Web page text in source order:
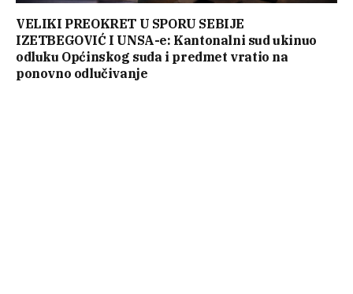
VELIKI PREOKRET U SPORU SEBIJE
IZETBEGOVIĆ I UNSA-e: Kantonalni sud ukinuo
odluku Općinskog suda i predmet vratio na
ponovno odlučivanje